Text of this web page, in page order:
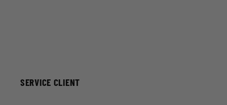
SERVICE CLIENT